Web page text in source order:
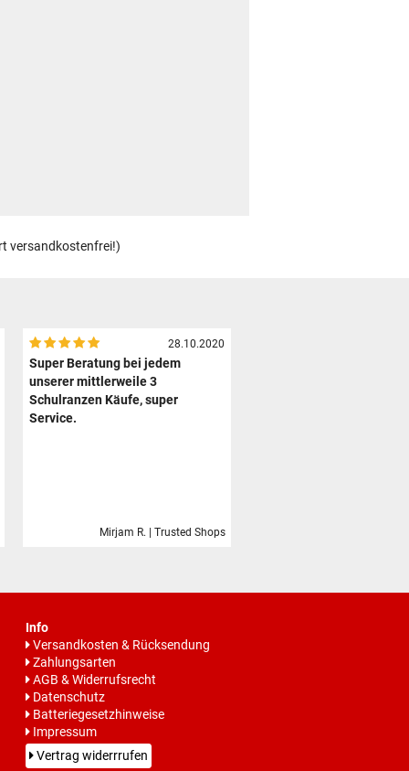
versandkostenfrei!)
28.10.2020
Super Beratung bei jedem
unserer mittlerweile 3
Schulranzen Käufe, super
Service.
Mirjam R. | Trusted Shops
Info
Versandkosten & Rücksendung
Zahlungsarten
AGB & Widerrufsrecht
Datenschutz
Batteriegesetzhinweise
Impressum
Vertrag widerrrufen